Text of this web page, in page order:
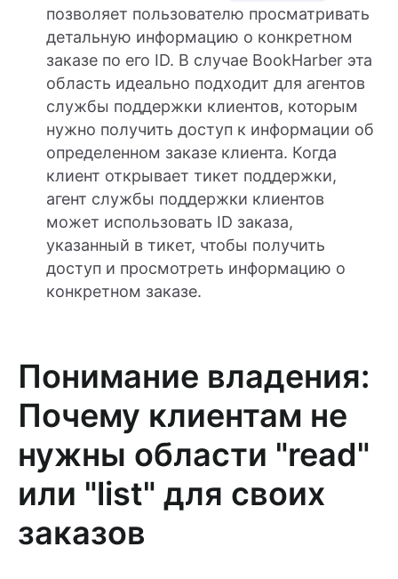
позволяет пользователю просматривать
детальную информацию о конкретном
заказе по его ID. В случае BookHarber эта
область идеально подходит для агентов
службы поддержки клиентов, которым
нужно получить доступ к информации об
определенном заказе клиента. Когда
клиент открывает тикет поддержки,
агент службы поддержки клиентов
может использовать ID заказа,
указанный в тикет, чтобы получить
доступ и просмотреть информацию о
конкретном заказе.
Понимание владения:
Почему клиентам не
нужны области "read"
или "list" для своих
заказов